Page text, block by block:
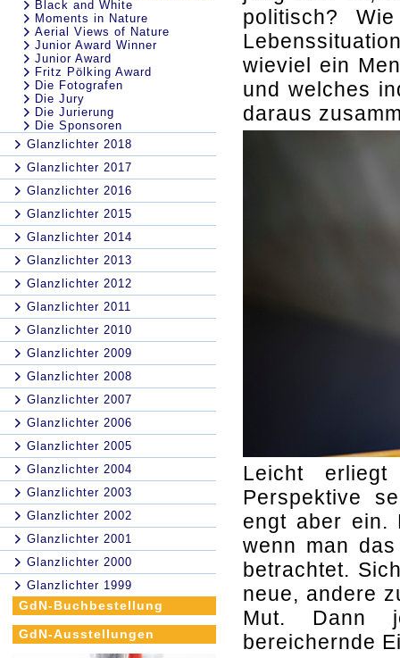
Black and White
Moments in Nature
Aerial Views of Nature
Junior Award Winner
Junior Award
Fritz Pölking Award
Die Fotografen
Die Jury
Die Jurierung
Die Sponsoren
Glanzlichter 2018
Glanzlichter 2017
Glanzlichter 2016
Glanzlichter 2015
Glanzlichter 2014
Glanzlichter 2013
Glanzlichter 2012
Glanzlichter 2011
Glanzlichter 2010
Glanzlichter 2009
Glanzlichter 2008
Glanzlichter 2007
Glanzlichter 2006
Glanzlichter 2005
Glanzlichter 2004
Glanzlichter 2003
Glanzlichter 2002
Glanzlichter 2001
Glanzlichter 2000
Glanzlichter 1999
GdN-Buchbestellung
GdN-Ausstellungen
politisch?
wieviel ein
und welches
daraus
Leicht
Perspektive
engt aber ein.
wenn man
betrachtet.
neue, andere
Mut. Dann
bereichernde